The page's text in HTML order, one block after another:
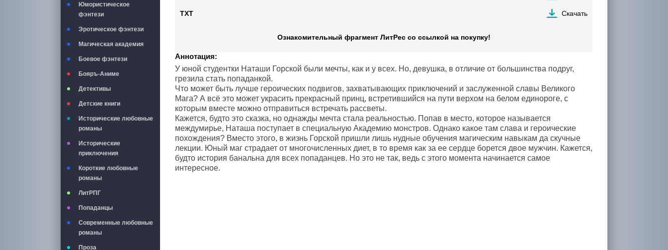
Юмористическое
фэнтези
Эротическое фэнтези
Магическая академия
Боевое фэнтези
Бояръ-Аниме
Детективы
Детские книги
Исторические любовные
романы
Исторические
приключения
Короткие любовные
романы
ЛитРПГ
Попаданцы
Современные любовные
романы
Проза
TXT Скачать
Ознакомительный фрагмент ЛитРес со ссылкой на покупку!
Аннотация:
У юной студентки Наташи Горской были мечты, как и у всех. Но, девушка, в отличие от большинства подруг,
грезила стать попаданкой.
Что может быть лучше героических подвигов, захватывающих приключений и заслуженной славы Великого
Мага? А всё это может украсить прекрасный принц, встретившийся на пути верхом на белом единороге, с
которым вместе можно отправиться встречать рассветы.
Кажется, будто это сказка, но однажды мечта стала реальностью. Попав в место, которое называется
междумирье, Наташа поступает в специальную Академию монстров. Однако какое там слава и героические
похождения? Вместо этого, в жизнь Горской пришли лишь нудные обучения магическим навыкам да скучные
лекции. Юный маг страдает от многочисленных диет, в то время как за ее сердце борется двое мужчин. Кажется,
будто история банальна для всех попаданцев. Но это не так, ведь с этого момента начинается самое
интересное.